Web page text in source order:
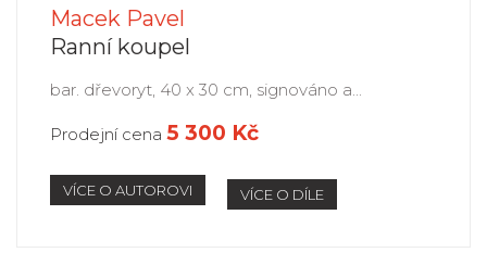
Macek Pavel
Ranní koupel
bar. dřevoryt, 40 x 30 cm, signováno a...
Prodejní cena 5 300 Kč
VÍCE O AUTOROVI VÍCE O DÍLE